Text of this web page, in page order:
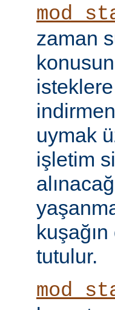
zaman
uymak
işletim
tutulur.